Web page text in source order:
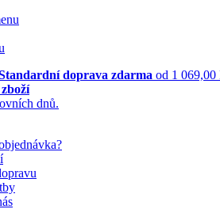
doprava zdarma od 1 069,00
dnů.